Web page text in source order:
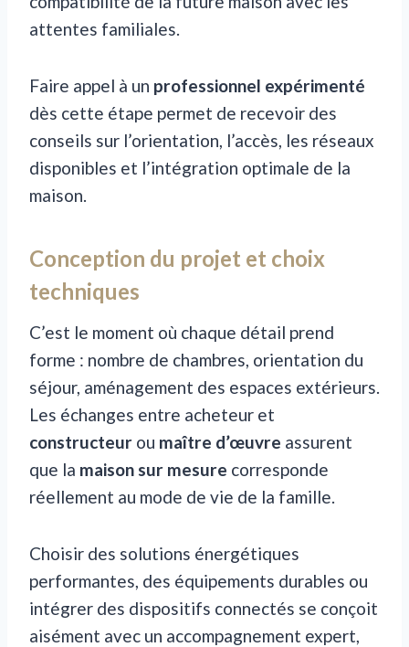
attentes familiales.
Faire appel à un professionnel expérimenté
dès cette étape permet de recevoir des
conseils sur l’orientation, l’accès, les réseaux
disponibles et l’intégration optimale de la
maison.
Conception du projet et choix
techniques
C’est le moment où chaque détail prend
forme : nombre de chambres, orientation du
séjour, aménagement des espaces extérieurs.
Les échanges entre acheteur et
constructeur ou maître d’œuvre assurent
que la maison sur mesure corresponde
réellement au mode de vie de la famille.
Choisir des solutions énergétiques
performantes, des équipements durables ou
intégrer des dispositifs connectés se conçoit
aisément avec un accompagnement expert,